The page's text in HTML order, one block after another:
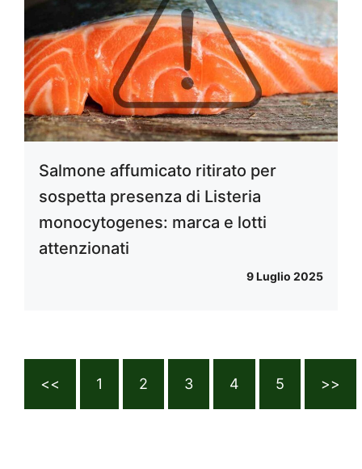
Salmone affumicato ritirato per
sospetta presenza di Listeria
monocytogenes: marca e lotti
attenzionati
9 Luglio 2025
<< 1 2 3 4 5 >>